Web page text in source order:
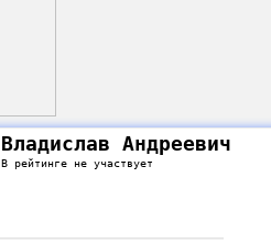
Владислав Андреевич
В рейтинге не участвует